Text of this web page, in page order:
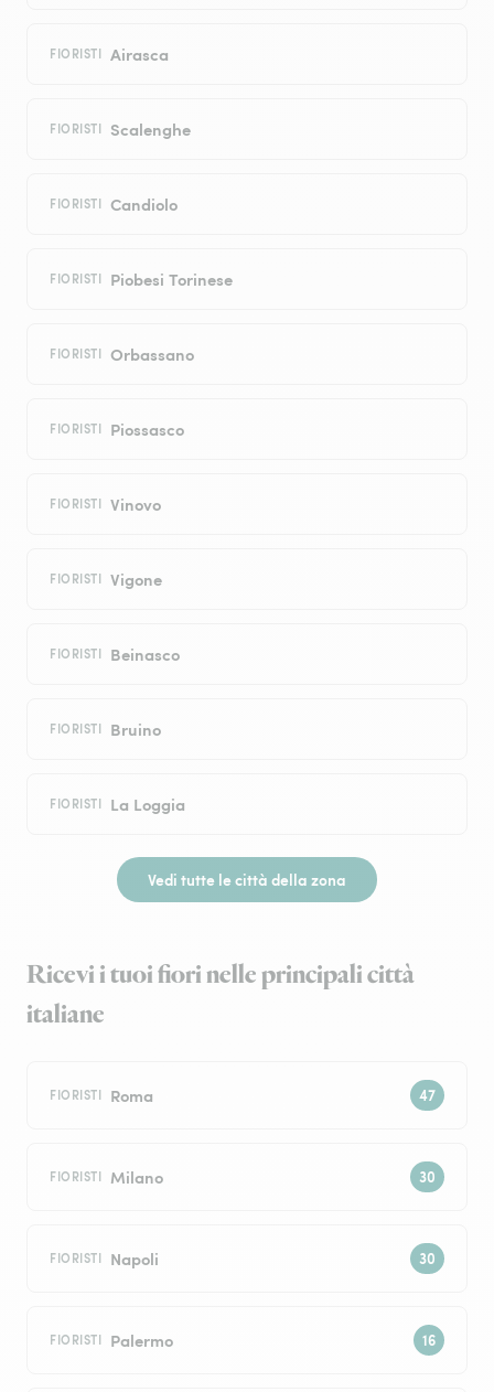
FIORISTI Airasca
FIORISTI Scalenghe
FIORISTI Candiolo
FIORISTI Piobesi Torinese
FIORISTI Orbassano
FIORISTI Piossasco
FIORISTI Vinovo
FIORISTI Vigone
FIORISTI Beinasco
FIORISTI Bruino
FIORISTI La Loggia
Vedi tutte le città della zona
Ricevi i tuoi fiori nelle principali città
italiane
FIORISTI Roma
FIORISTI Milano
FIORISTI Napoli
FIORISTI Palermo